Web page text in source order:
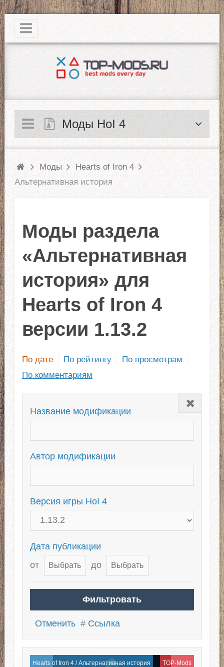
|
Моды HoI 4
Моды
Hearts of Iron 4
Альтернативная история
Моды раздела
«Альтернативная
история» для
Hearts of Iron 4
версии 1.13.2
По дате По рейтингу
По просмотрам
По комментариям
Закрыть
Название модификации
Автор модификации
Версия игры HoI 4
Дата публикации
от
до
Отменить # Ссылка
Hearts of Iron 4/Альтернативная история TOP-Mods